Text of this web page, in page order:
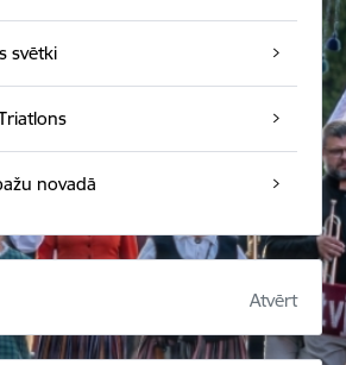
svētki
novadā
Atvērt